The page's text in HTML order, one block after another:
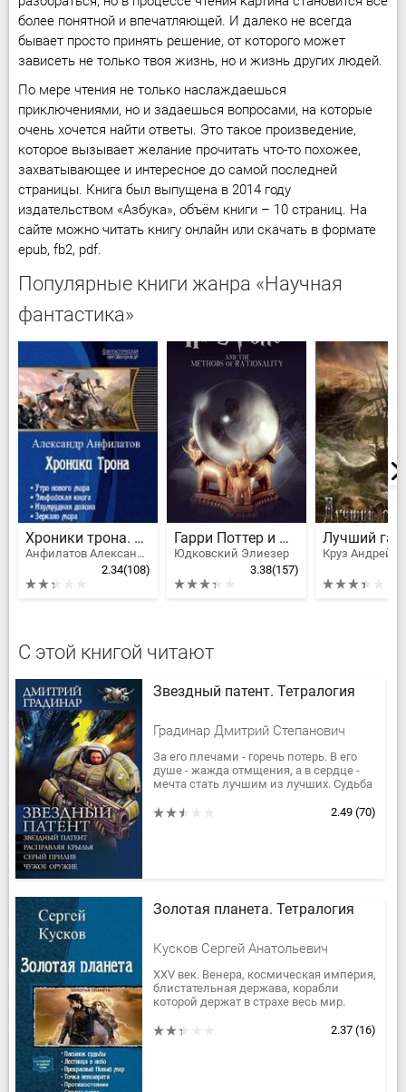
более понятной и впечатляющей. И далеко не всегда
бывает просто принять решение, от которого может
зависеть не только твоя жизнь, но и жизнь других людей.
По мере чтения не только наслаждаешься
приключениями, но и задаешься вопросами, на которые
очень хочется найти ответы. Это такое произведение,
которое вызывает желание прочитать что-то похожее,
захватывающее и интересное до самой последней
страницы. Книга был выпущена в 2014 году
издательством «Азбука», объём книги – 10 страниц. На
сайте можно читать книгу онлайн или скачать в формате
epub, fb2, pdf.
Популярные книги жанра «Научная
фантастика»
Хроники трона. Тетралогия
Анфилатов Александр Николаевич
2.34(108)
Гарри Поттер и Методы рационального мышления
Юдковский Элиезер
3.38(157)
Круз Андрей
С этой книгой читают
Звездный патент. Тетралогия
Градинар Дмитрий Степанович
За его плечами - горечь потерь. В его
душе - жажда отмщения, а в сердце -
мечта стать лучшим из лучших. Судьба
чаша весов уже...
2.49 (70)
Золотая планета. Тетралогия
Кусков Сергей Анатольевич
XXV век. Венера, космическая империя,
блистательная держава, корабли
которой держат в страхе весь мир.
атмосферы процветают
2.37 (16)